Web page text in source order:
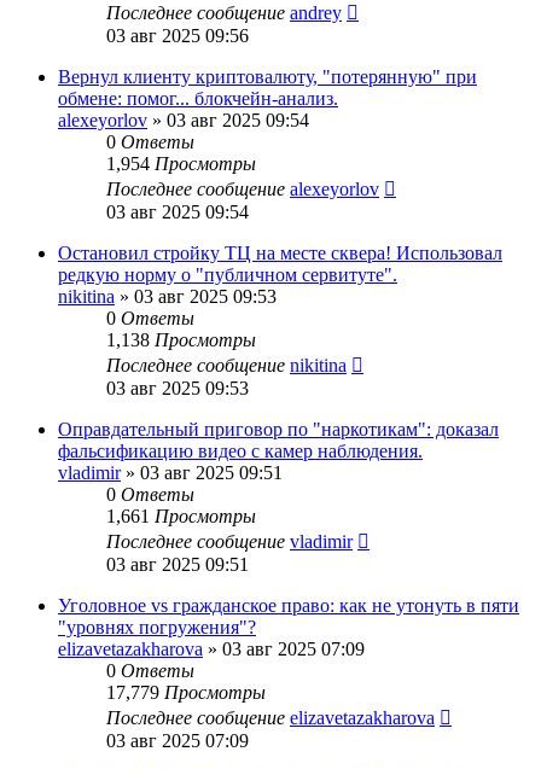
Последнее сообщение andrey
03 авг 2025 09:56
Вернул клиенту криптовалюту, "потерянную" при
обмене: помог... блокчейн-анализ.
alexeyorlov » 03 авг 2025 09:54
0 Ответы
1,954 Просмотры
Последнее сообщение alexeyorlov
03 авг 2025 09:54
Остановил стройку ТЦ на месте сквера! Использовал
редкую норму о "публичном сервитуте".
nikitina » 03 авг 2025 09:53
0 Ответы
1,138 Просмотры
Последнее сообщение nikitina
03 авг 2025 09:53
Оправдательный приговор по "наркотикам": доказал
фальсификацию видео с камер наблюдения.
vladimir» 03 авг 2025 09:51
0 Ответы
1,661 Просмотры
Последнее сообщение vladimir
03 авг 2025 09:51
Уголовное vs гражданское право: как не утонуть в пяти
"уровнях погружения"?
elizavetazakharova » 03 авг 2025 07:09
0 Ответы
17,779 Просмотры
Последнее сообщение elizavetazakharova
03 авг 2025 07:09